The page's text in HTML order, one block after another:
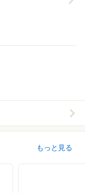
もっと見る